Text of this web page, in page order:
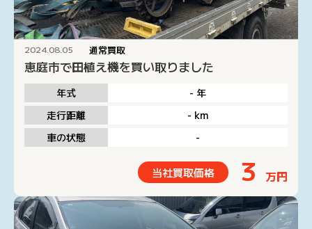
2024.08.05 通常買取
恵庭市で田植え機を買い取りました
年式 - 年
走行距離
- km
車の状態
-
当社買取価格 3 万円